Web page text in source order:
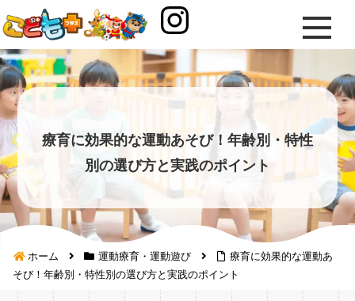
療育に効果的な運動あそび！年齢別・特性
別の選び方と実践のポイント
ホーム 運動療育・運動遊び
療育に効果的な運動あ
そび！年齢別・特性別の選び方と実践のポイント